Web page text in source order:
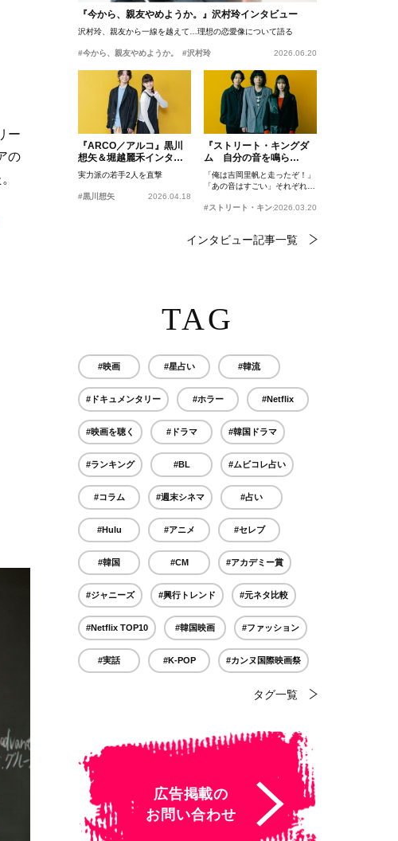
ー
の
『今から、親友やめようか。』沢村玲インタビュー
沢村玲、親友から一線を越えて…理想の恋愛像について語る
#今から、親友やめようか。 #沢村玲 2026.06.20
『ARCO／アルコ』黒川
想矢＆堀越麗禾インタビ
ュー
実力派の若手2人を直撃
#黒川想矢 2026.04.18
『ストリート・キングダ
ム 自分の音を鳴ら
せ。』峯田和伸、若葉竜
也、吉岡里帆インタビュ
ー
「俺は吉岡里帆と走ったぞ！」
「あの音はすごい」それぞれの
#ストリート・キングダム 自分の音を鳴らせ。
2026.03.20
インタビュー記事一覧
TAG
#映画 #星占い #韓流
#ドキュメンタリー #ホラー #Netflix
#映画を聴く #ドラマ #韓国ドラマ
#ランキング #BL #ムビコレ占い
#コラム #週末シネマ #占い
#Hulu #アニメ #セレブ
#韓国 #CM #アカデミー賞
#ジャニーズ #興行トレンド #元ネタ比較
#Netflix TOP10 #韓国映画 #ファッション
#実話 #K-POP #カンヌ国際映画祭
タグ一覧
広告掲載の
お問い合わせ